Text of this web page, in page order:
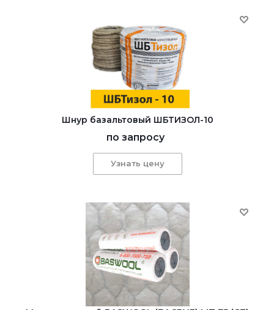
Шнур базальтовый ШБТИЗОЛ-10
по запросу
Узнать цену